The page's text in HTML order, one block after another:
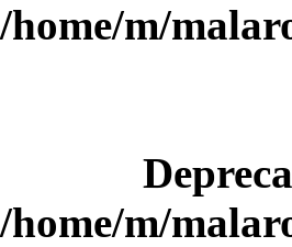
/home/m/
/home/m/